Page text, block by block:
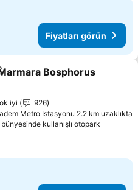
Fiyatları görün
ekle
Bosphorus
iyi
926
Metro İstasyonu 2.2 km uzaklıkta
kullanışlı otopark